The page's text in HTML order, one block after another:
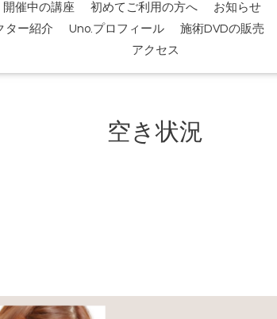
開催中の講座 初めてご利用の方へ お知らせ
ター紹介 Uno.プロフィール 施術DVDの販売
アクセス
空き状況